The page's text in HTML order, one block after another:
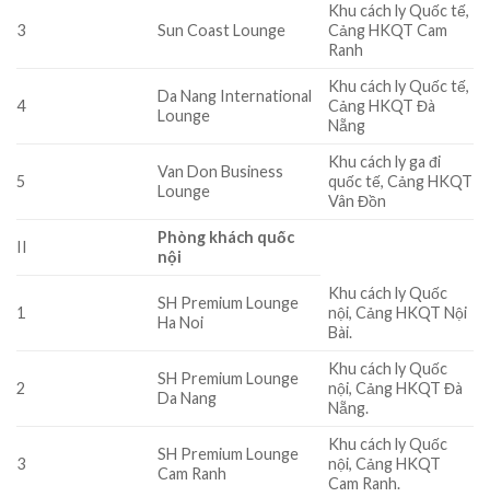
3 Sun Coast Lounge
Khu cách ly Quốc tế,
Cảng HKQT Cam
Ranh
4
Da Nang International
Lounge
Khu cách ly Quốc tế,
Cảng HKQT Đà
Nẵng
5
Van Don Business
Lounge
Khu cách ly ga đi
quốc tế, Cảng HKQT
Vân Đồn
II
Phòng khách quốc
nội
1
SH Premium Lounge
Ha Noi
Khu cách ly Quốc
nội, Cảng HKQT Nội
Bài.
2
SH Premium Lounge
Da Nang
Khu cách ly Quốc
nội, Cảng HKQT Đà
Nẵng.
3
SH Premium Lounge
Cam Ranh
Khu cách ly Quốc
nội, Cảng HKQT
Cam Ranh.